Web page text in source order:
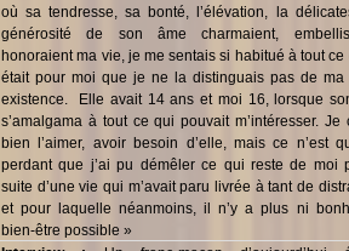
où sa tendresse, sa bonté, l’élévation, la
générosité de son âme charmaient,
honoraient ma vie, je me sentais si habitué à tout ce
était pour moi que je ne la distinguais pas de ma
existence. Elle avait 14 ans et moi 16, lorsque
s’amalgama à tout ce qui pouvait m’intéresser. Je
bien l’aimer, avoir besoin d’elle, mais ce n’est
perdant que j’ai pu démêler ce qui reste de moi
suite d’une vie qui m’avait paru livrée à tant de
et pour laquelle néanmoins, il n’y a plus ni
bien-être possible »